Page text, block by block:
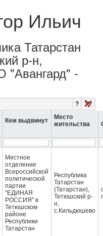
Ильич
Татарстан
р-н,
-
?
Кем выдвинут
Место
жительства
Местное
отделение
Всероссийской
политической
партии
"ЕДИНАЯ
РОССИЯ" в
Тетюшском
районе
Республики
Татарстан
Республика
Татарстан
(Татарстан),
Тетюшский р-
н,
с.Кильдюшево